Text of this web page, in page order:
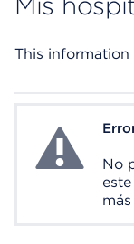
This information
System Error
No